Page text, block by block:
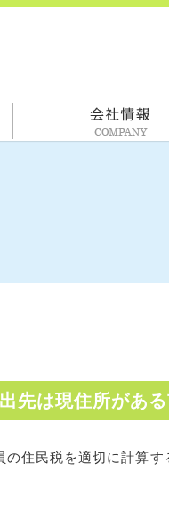
先は現住所があ
住民税を適切に計算